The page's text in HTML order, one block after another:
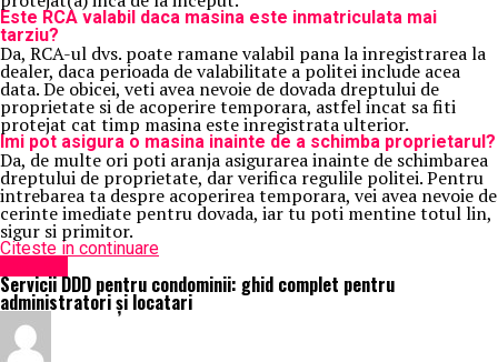
Este RCA valabil daca masina este inmatriculata mai
tarziu?
Da, RCA-ul dvs. poate ramane valabil pana la inregistrarea la
dealer, daca perioada de valabilitate a politei include acea
data. De obicei, veti avea nevoie de dovada dreptului de
proprietate si de acoperire temporara, astfel incat sa fiti
protejat cat timp masina este inregistrata ulterior.
Imi pot asigura o masina inainte de a schimba proprietarul?
Da, de multe ori poti aranja asigurarea inainte de schimbarea
dreptului de proprietate, dar verifica regulile politei. Pentru
intrebarea ta despre acoperirea temporara, vei avea nevoie de
cerinte imediate pentru dovada, iar tu poti mentine totul lin,
sigur si primitor.
Citeste in continuare
Servicii DDD pentru condominii: ghid complet pentru
administratori și locatari